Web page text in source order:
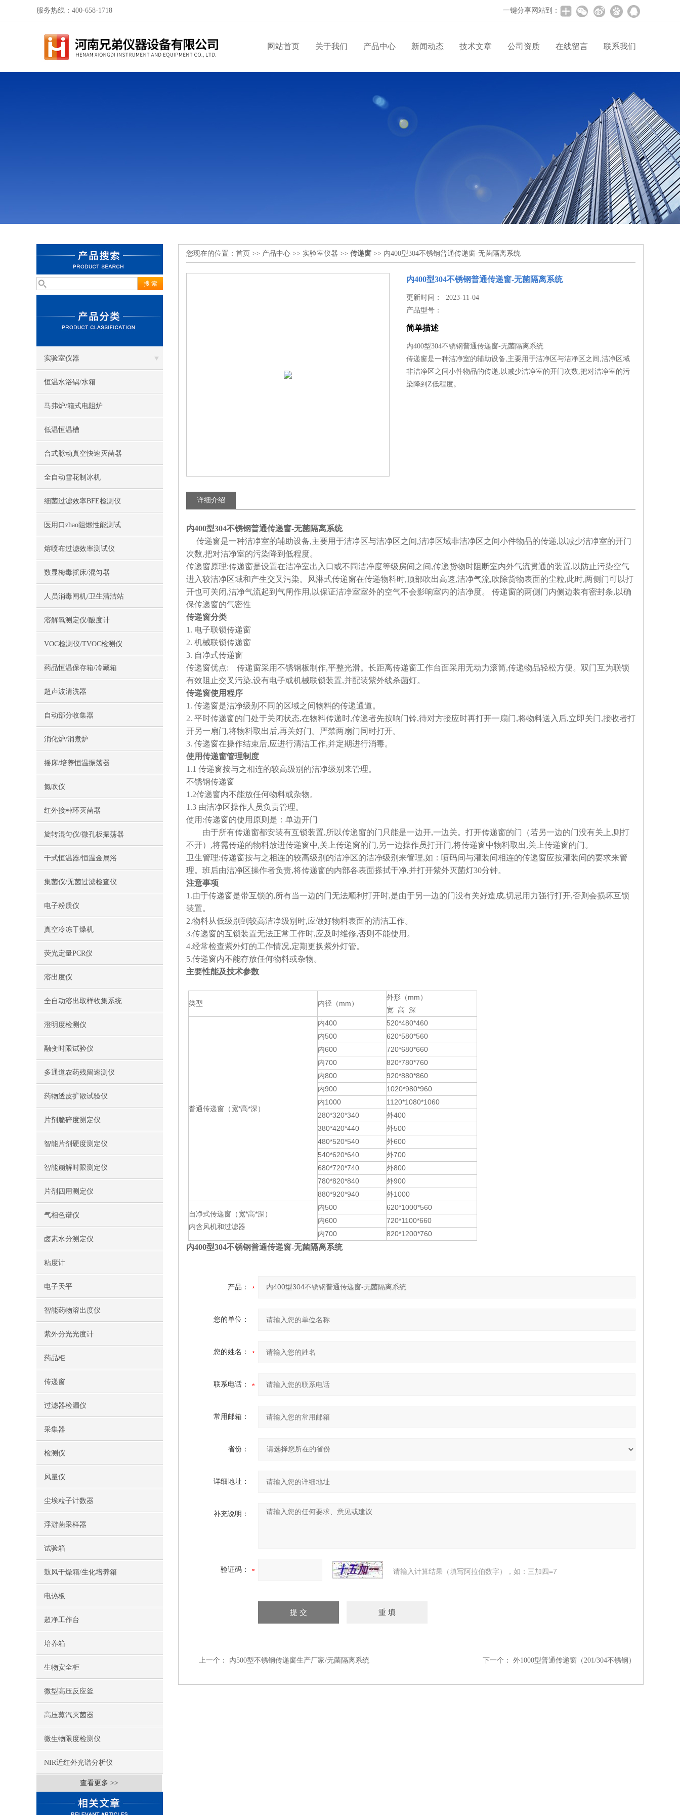
服务热线：400-658-1718 一键分享网站到：
网站首页 关于我们 产品中心 新闻动态 技术文章 公司资质 在线留言 联系我们
实验室仪器
恒温水浴锅/水箱
马弗炉/箱式电阻炉
低温恒温槽
台式脉动真空快速灭菌器
全自动雪花制冰机
细菌过滤效率BFE检测仪
医用口zhao阻燃性能测试
熔喷布过滤效率测试仪
数显梅毒摇床/混匀器
人员消毒闸机/卫生清洁站
溶解氧测定仪/酸度计
VOC检测仪/TVOC检测仪
药品恒温保存箱/冷藏箱
超声波清洗器
自动部分收集器
消化炉/消煮炉
摇床/培养恒温振荡器
氮吹仪
红外接种环灭菌器
旋转混匀仪/微孔板振荡器
干式恒温器/恒温金属浴
集菌仪/无菌过滤检查仪
电子粉质仪
真空冷冻干燥机
荧光定量PCR仪
溶出度仪
全自动溶出取样收集系统
澄明度检测仪
融变时限试验仪
多通道农药残留速测仪
药物透皮扩散试验仪
片剂脆碎度测定仪
智能片剂硬度测定仪
智能崩解时限测定仪
片剂四用测定仪
气相色谱仪
卤素水分测定仪
粘度计
电子天平
智能药物溶出度仪
紫外分光光度计
药品柜
传递窗
过滤器检漏仪
采集器
检测仪
风量仪
尘埃粒子计数器
浮游菌采样器
试验箱
鼓风干燥箱/生化培养箱
电热板
超净工作台
培养箱
生物安全柜
微型高压反应釜
高压蒸汽灭菌器
微生物限度检测仪
NIR近红外光谱分析仪
查看更多 >>
您现在的位置： 首页 >> 产品中心 >> 实验室仪器 >> 传递窗 >> 内400型304不锈钢普通传递窗-无菌隔离系统
内400型304不锈钢普通传递窗-无菌隔离系统
更新时间： 2023-11-04
产品型号：
简单描述
内400型304不锈钢普通传递窗-无菌隔离系统
传递窗是一种洁净室的辅助设备,主要用于洁净区与洁净区之间,洁净区域
非洁净区之间小件物品的传递,以减少洁净室的开门次数,把对洁净室的污
染降到Z低程度。
详细介绍
内400型304不锈钢普通传递窗-无菌隔离系统
传递窗是一种洁净室的辅助设备,主要用于洁净区与洁净区之间,洁净区域非洁净区之间小件物品的传递,以减少洁净室的开门
次数,把对洁净室的污染降到低程度。
传递窗原理:传递窗是设置在洁净室出入口或不同洁净度等级房间之间,传递货物时阻断室内外气流贯通的装置,以防止污染空气
进入较洁净区域和产生交叉污染。风淋式传递窗在传递物料时,顶部吹出高速,洁净气流,吹除货物表面的尘粒,此时,两侧门可以打
开也可关闭,洁净气流起到气闸作用,以保证洁净室室外的空气不会影响室内的洁净度。 传递窗的两侧门内侧边装有密封条,以确
保传递窗的气密性
传递窗分类
1. 电子联锁传递窗
2. 机械联锁传递窗
3. 自净式传递窗
传递窗优点: 传递窗采用不锈钢板制作,平整光滑。长距离传递窗工作台面采用无动力滚筒,传递物品轻松方便。双门互为联锁
有效阻止交叉污染,设有电子或机械联锁装置,并配装紫外线杀菌灯。
传递窗使用程序
1. 传递窗是洁净级别不同的区域之间物料的传递通道。
2. 平时传递窗的门处于关闭状态,在物料传递时,传递者先按响门铃,待对方接应时再打开一扇门,将物料送入后,立即关门,接收者打
开另一扇门,将物料取出后,再关好门。严禁两扇门同时打开。
3. 传递窗在操作结束后,应进行清洁工作,并定期进行消毒。
使用传递窗管理制度
1.1 传递窗按与之相连的较高级别的洁净级别来管理。
不锈钢传递窗
1.2传递窗内不能放任何物料或杂物。
1.3 由洁净区操作人员负责管理。
使用:传递窗的使用原则是：单边开门
由于所有传递窗都安装有互锁装置,所以传递窗的门只能是一边开,一边关。打开传递窗的门（若另一边的门没有关上,则打
不开）,将需传递的物料放进传递窗中,关上传递窗的门,另一边操作员打开门,将传递窗中物料取出,关上传递窗的门。
卫生管理:传递窗按与之相连的较高级别的洁净区的洁净级别来管理,如：喷码间与灌装间相连的传递窗应按灌装间的要求来管
理。班后由洁净区操作者负责,将传递窗的内部各表面搽拭干净,并打开紫外灭菌灯30分钟。
注意事项
1.由于传递窗是带互锁的,所有当一边的门无法顺利打开时,是由于另一边的门没有关好造成,切忌用力强行打开,否则会损坏互锁
装置。
2.物料从低级别到较高洁净级别时,应做好物料表面的清洁工作。
3.传递窗的互锁装置无法正常工作时,应及时维修,否则不能使用。
4.经常检查紫外灯的工作情况,定期更换紫外灯管。
5.传递窗内不能存放任何物料或杂物。
主要性能及技术参数
类型 内径（mm）
外形（mm）
宽 高 深
普通传递窗（宽*高*深）
内400
520*480*460
内500
620*580*560
内600
720*680*660
内700
820*780*760
内800
920*880*860
内900
1020*980*960
内1000
1120*1080*1060
280*320*340
外400
380*420*440
外500
480*520*540
外600
540*620*640
外700
680*720*740
外800
780*820*840
外900
880*920*940
外1000
自净式传递窗（宽*高*深）
内含风机和过滤器
内500
620*1000*560
内600
720*1100*660
内700
820*1200*760
内400型304不锈钢普通传递窗-无菌隔离系统
产品：
您的单位：
您的姓名：
联系电话：
常用邮箱：
省份：
详细地址：
补充说明：
验证码： 请输入计算结果（填写阿拉伯数字），如：三加四=7
上一个： 内500型不锈钢传递窗生产厂家/无菌隔离系统 下一个： 外1000型普通传递窗（201/304不锈钢）